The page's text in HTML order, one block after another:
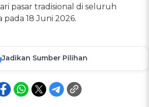
pasar tradisional di seluruh
pada 18 Juni 2026.
Jadikan Sumber Pilihan